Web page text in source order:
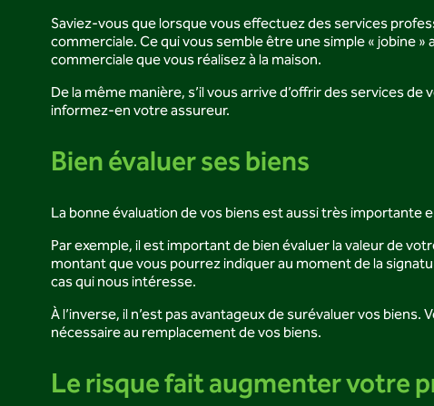
Saviez-vous que lorsque vous effectuez des services
commerciale. Ce qui vous semble être une simple « jobine
commerciale que vous réalisez à la maison.
De la même manière, s’il vous arrive d’offrir des services
informez-en votre assureur.
Bien évaluer ses biens
La bonne évaluation de vos biens est aussi très
Par exemple, il est important de bien évaluer la valeur de
montant que vous pourrez indiquer au moment de la
cas qui nous intéresse.
À l’inverse, il n’est pas avantageux de surévaluer vos
nécessaire au remplacement de vos biens.
Le risque fait augmenter votre